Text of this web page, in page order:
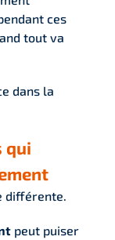
ces
tout va
dans la
qui
différente.
peut puiser